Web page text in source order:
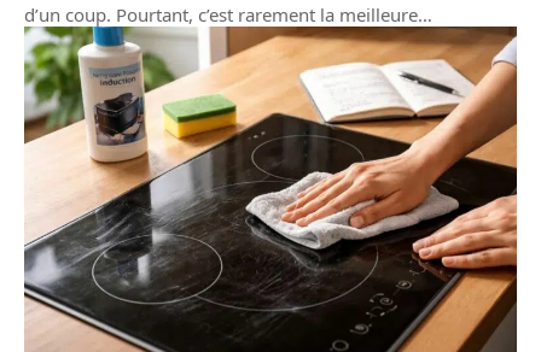
d’un coup. Pourtant, c’est rarement la meilleure…